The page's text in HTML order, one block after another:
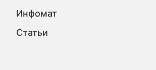
Инфомат
Статьи